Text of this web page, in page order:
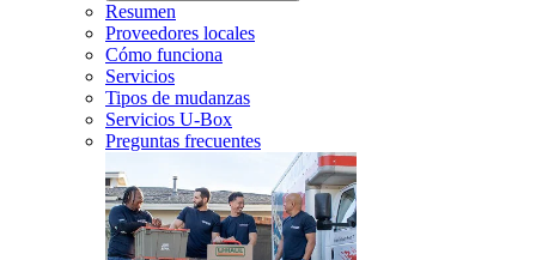
Resumen
Proveedores locales
Cómo funciona
Servicios
Tipos de mudanzas
Servicios U-Box
Preguntas frecuentes